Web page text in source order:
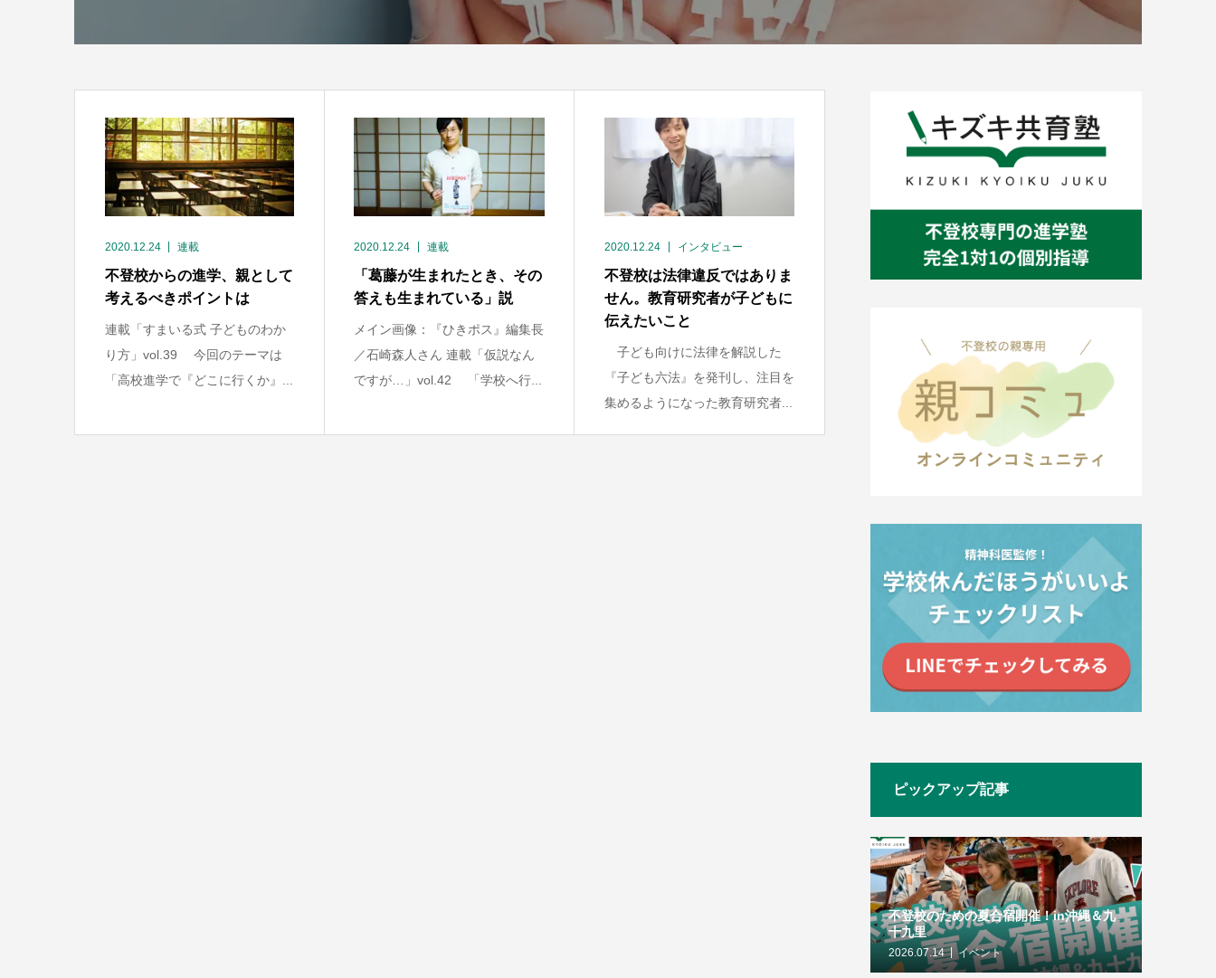
2020.12.24 連載
不登校からの進学、親として
考えるべきポイントは
連載「すまいる式 子どものわか
り方」vol.39 今回のテーマは
「高校進学で『どこに行くか』...
2020.12.24 連載
「葛藤が生まれたとき、その
答えも生まれている」説
メイン画像：『ひきポス』編集長
／石崎森人さん 連載「仮説なん
ですが…」vol.42 「学校へ行...
2020.12.24 インタビュー
不登校は法律違反ではありま
せん。教育研究者が子どもに
伝えたいこと
子ども向けに法律を解説した
『子ども六法』を発刊し、注目を
集めるようになった教育研究者...
ピックアップ記事
不登校のための夏合宿開催！in沖縄＆九
十九里
2026.07.14 イベント